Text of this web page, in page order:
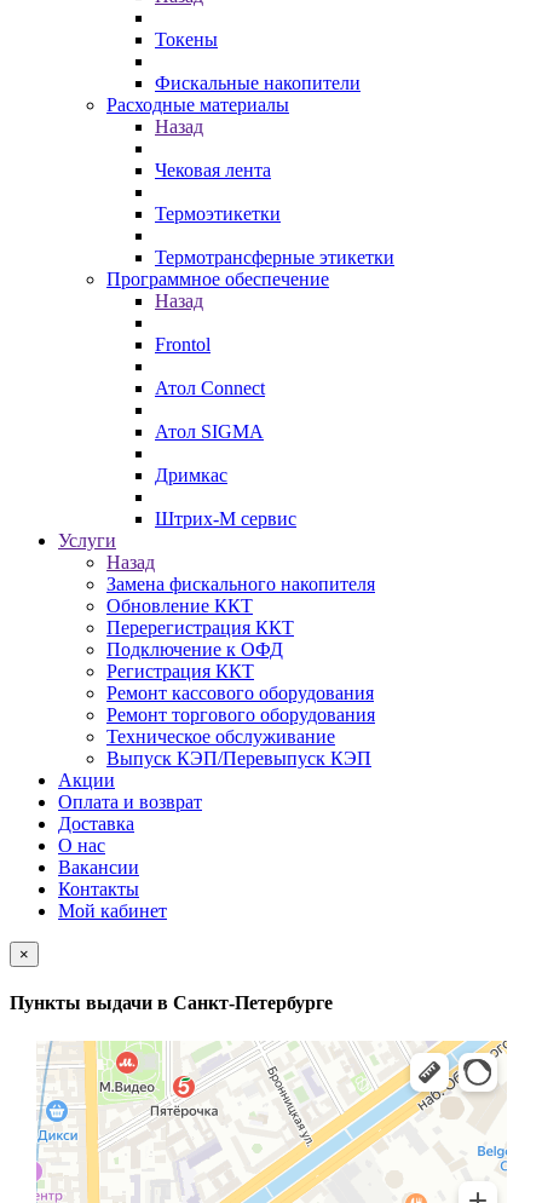
Токены
Фискальные накопители
Расходные материалы
Назад
Чековая лента
Термоэтикетки
Термотрансферные этикетки
Программное обеспечение
Назад
Frontol
Атол Connect
Атол SIGMA
Дримкас
Штрих-М сервис
Услуги
Назад
Замена фискального накопителя
Обновление ККТ
Перерегистрация ККТ
Подключение к ОФД
Регистрация ККТ
Ремонт кассового оборудования
Ремонт торгового оборудования
Техническое обслуживание
Выпуск КЭП/Перевыпуск КЭП
Акции
Оплата и возврат
Доставка
О нас
Вакансии
Контакты
Мой кабинет
×
Пункты выдачи в Санкт-Петербурге